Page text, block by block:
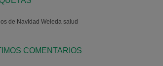
de Navidad Weleda salud
COMENTARIOS